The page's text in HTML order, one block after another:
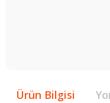
Ürün Bilgisi